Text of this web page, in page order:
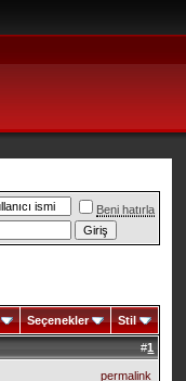
Beni hatırla
Seçenekler Stil
#1
permalink